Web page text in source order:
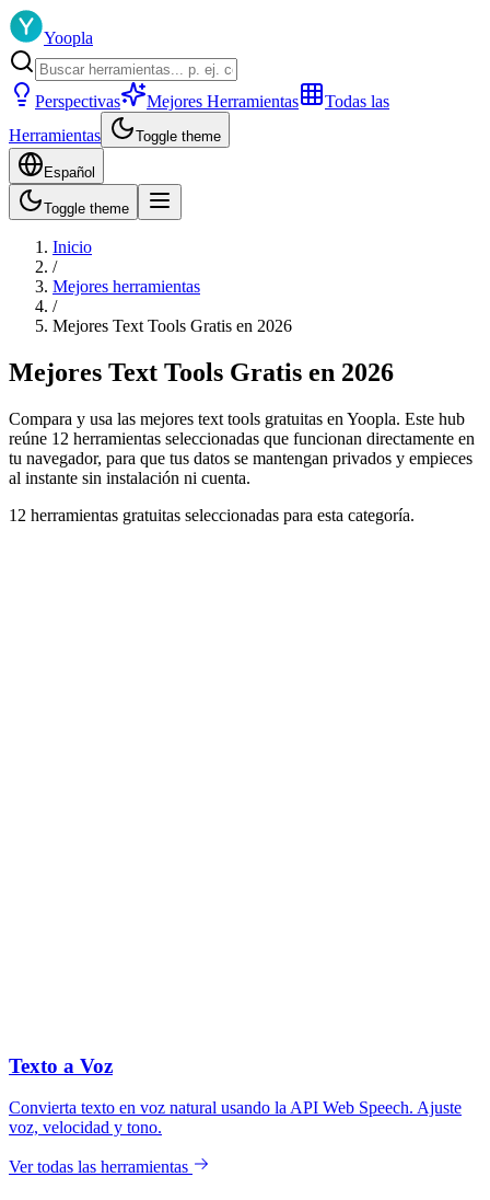
Yoopla
Perspectivas Mejores Herramientas
Todas las
Herramientas
Toggle theme
Español
Toggle theme
Inicio
/
Mejores herramientas
/
Mejores Text Tools Gratis en 2026
Mejores Text Tools Gratis en 2026
Compara y usa las mejores text tools gratuitas en Yoopla. Este hub
reúne 12 herramientas seleccionadas que funcionan directamente en
tu navegador, para que tus datos se mantengan privados y empieces
al instante sin instalación ni cuenta.
12 herramientas gratuitas seleccionadas para esta categoría.
Texto a Voz
Convierta texto en voz natural usando la API Web Speech. Ajuste
voz, velocidad y tono.
Ver todas las herramientas